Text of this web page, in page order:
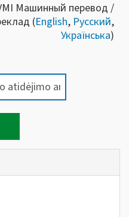
Машинный перевод /
(English, Русский,
Українська)